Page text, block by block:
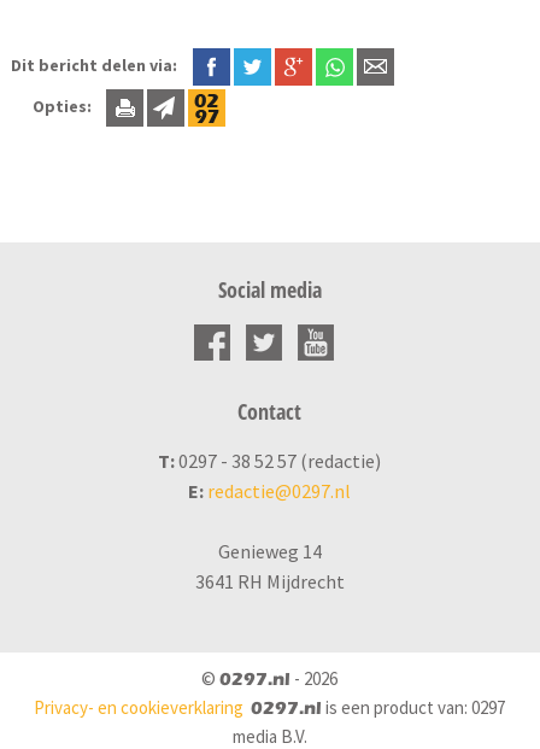
Dit bericht delen via:
Opties:
Social media
Contact
T:0297 - 38 52 57 (redactie)
E: redactie@0297.nl
Genieweg 14
3641 RH Mijdrecht
©0297.nl - 2026
Privacy- en cookieverklaring 0297.nl is een product van: 0297
media B.V.